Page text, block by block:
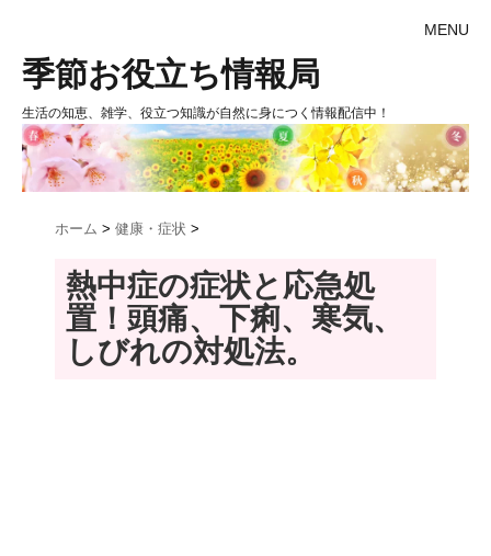
MENU
季節お役立ち情報局
生活の知恵、雑学、役立つ知識が自然に身につく情報配信中！
ホーム > 健康・症状 >
熱中症の症状と応急処
置！頭痛、下痢、寒気、
しびれの対処法。